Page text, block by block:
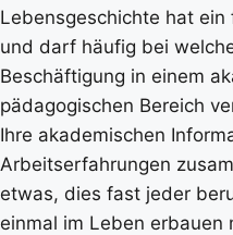
Lebensgeschichte hat ein
und darf häufig bei
Beschäftigung in einem
pädagogischen Bereich
Ihre akademischen
Arbeitserfahrungen
etwas, dies fast jeder
einmal im Leben erbauen